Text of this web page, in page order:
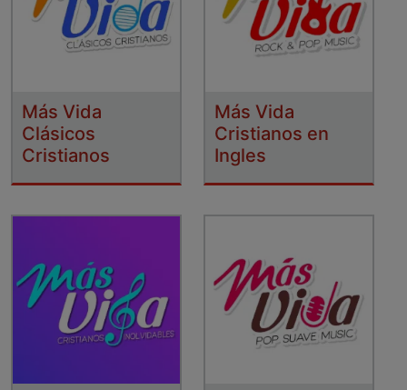
Más Vida
Clásicos
Cristianos
Más Vida
Cristianos en
Ingles